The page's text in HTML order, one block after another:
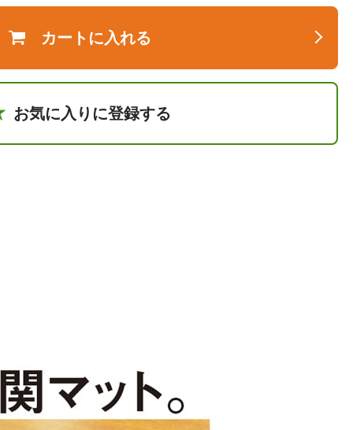
カートに入れる
お気に入りに登録する